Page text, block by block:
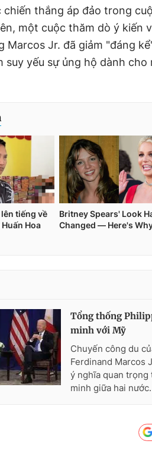
chiến thắng áp đảo trong
một cuộc thăm dò ý kiến
Marcos Jr. đã giảm "đáng
suy yếu sự ủng hộ dành
Tổng thống
minh với Mỹ
Chuyến công du
Ferdinand Marcos
ý nghĩa quan trọng
minh giữa hai nước.